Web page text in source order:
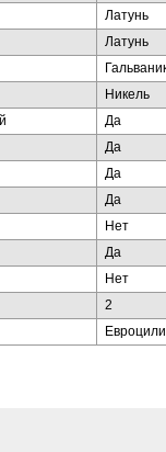
Латунь
Латунь
Никель
Да
Да
Да
Да
Нет
Да
Нет
2